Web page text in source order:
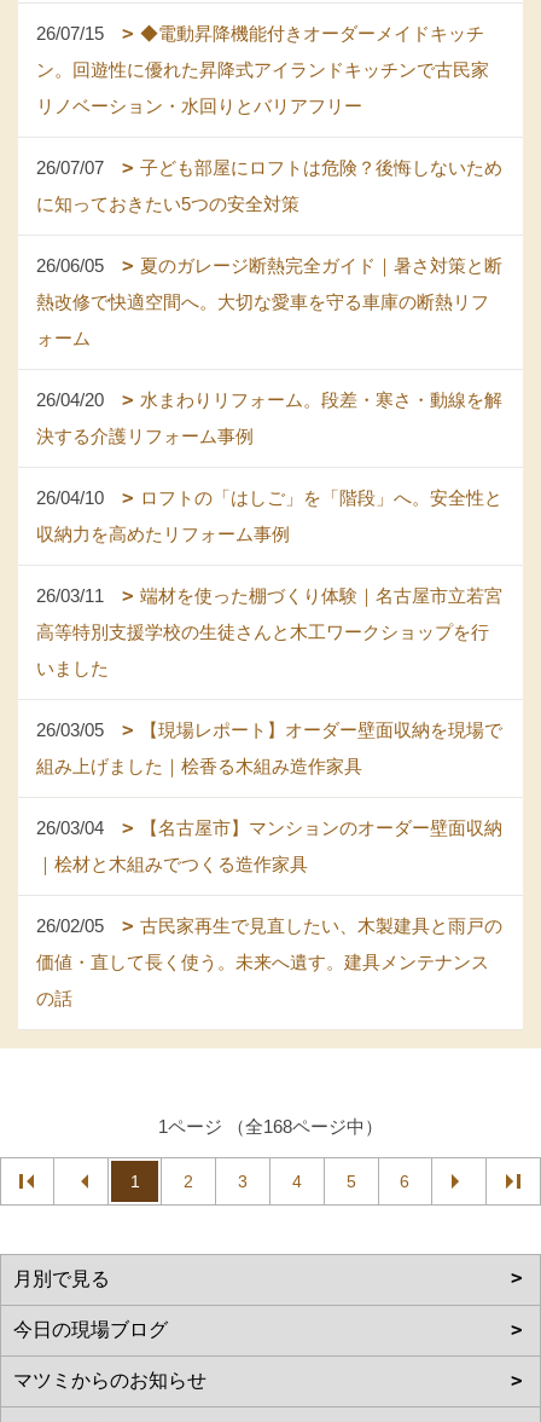
26/07/15
◆電動昇降機能付きオーダーメイドキッチ
ン。回遊性に優れた昇降式アイランドキッチンで古民家
リノベーション・水回りとバリアフリー
26/07/07
子ども部屋にロフトは危険？後悔しないため
に知っておきたい5つの安全対策
26/06/05
夏のガレージ断熱完全ガイド｜暑さ対策と断
熱改修で快適空間へ。大切な愛車を守る車庫の断熱リフ
ォーム
26/04/20
水まわりリフォーム。段差・寒さ・動線を解
決する介護リフォーム事例
26/04/10
ロフトの「はしご」を「階段」へ。安全性と
収納力を高めたリフォーム事例
26/03/11
端材を使った棚づくり体験｜名古屋市立若宮
高等特別支援学校の生徒さんと木工ワークショップを行
いました
26/03/05
【現場レポート】オーダー壁面収納を現場で
組み上げました｜桧香る木組み造作家具
26/03/04
【名古屋市】マンションのオーダー壁面収納
｜桧材と木組みでつくる造作家具
26/02/05
古民家再生で見直したい、木製建具と雨戸の
価値・直して長く使う。未来へ遺す。建具メンテナンス
の話
1ページ （全168ページ中）
1 2 3 4 5 6